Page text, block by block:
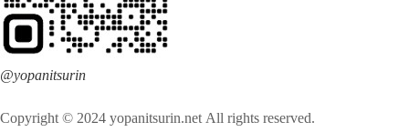
@yopanitsurin
Copyright © 2024 yopanitsurin.net All rights reserved.